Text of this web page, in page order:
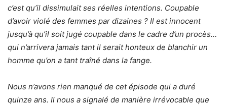
c’est qu’il dissimulait ses réelles intentions. Coupable
d’avoir violé des femmes par dizaines ? Il est innocent
jusqu’à qu’il soit jugé coupable dans le cadre d’un procès…
qui n’arrivera jamais tant il serait honteux de blanchir un
homme qu’on a tant traîné dans la fange.
Nous n’avons rien manqué de cet épisode qui a duré
quinze ans. Il nous a signalé de manière irrévocable que